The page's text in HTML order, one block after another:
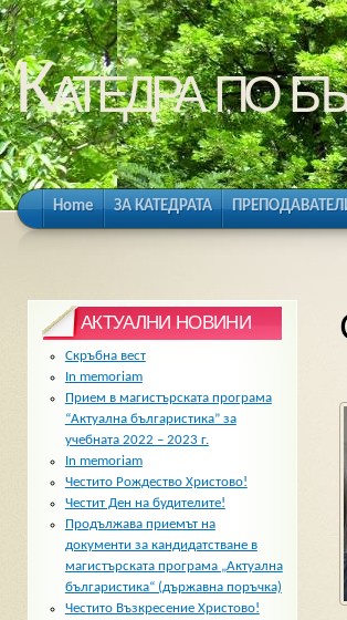
Катедра по
Home ЗА КАТЕДРАТА
АКТУАЛНИ НОВИНИ
Скръбна вест
In memoriam
Прием в магистърската програма
“Актуална българистика” за
учебната 2022 – 2023 г.
In memoriam
Честито Рождество Христово!
Честит Ден на будителите!
Продължава приемът на
документи за кандидатстване в
магистърската програма „Актуална
българистика“ (държавна поръчка)
Честито Възкресение Христово!